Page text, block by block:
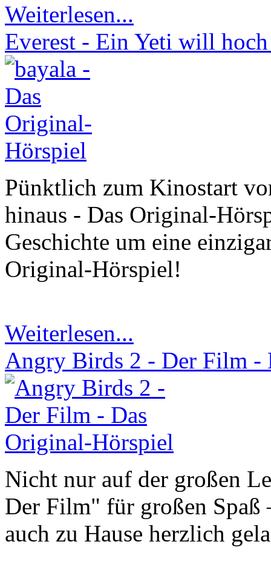
Weiterlesen...
Everest - Ein Yeti will
Pünktlich zum Kinostart
hinaus - Das Original-
Geschichte um eine
Original-Hörspiel!
Weiterlesen...
Angry Birds 2 - Der Film -
Nicht nur auf der großen
Der Film" für großen
auch zu Hause herzlich